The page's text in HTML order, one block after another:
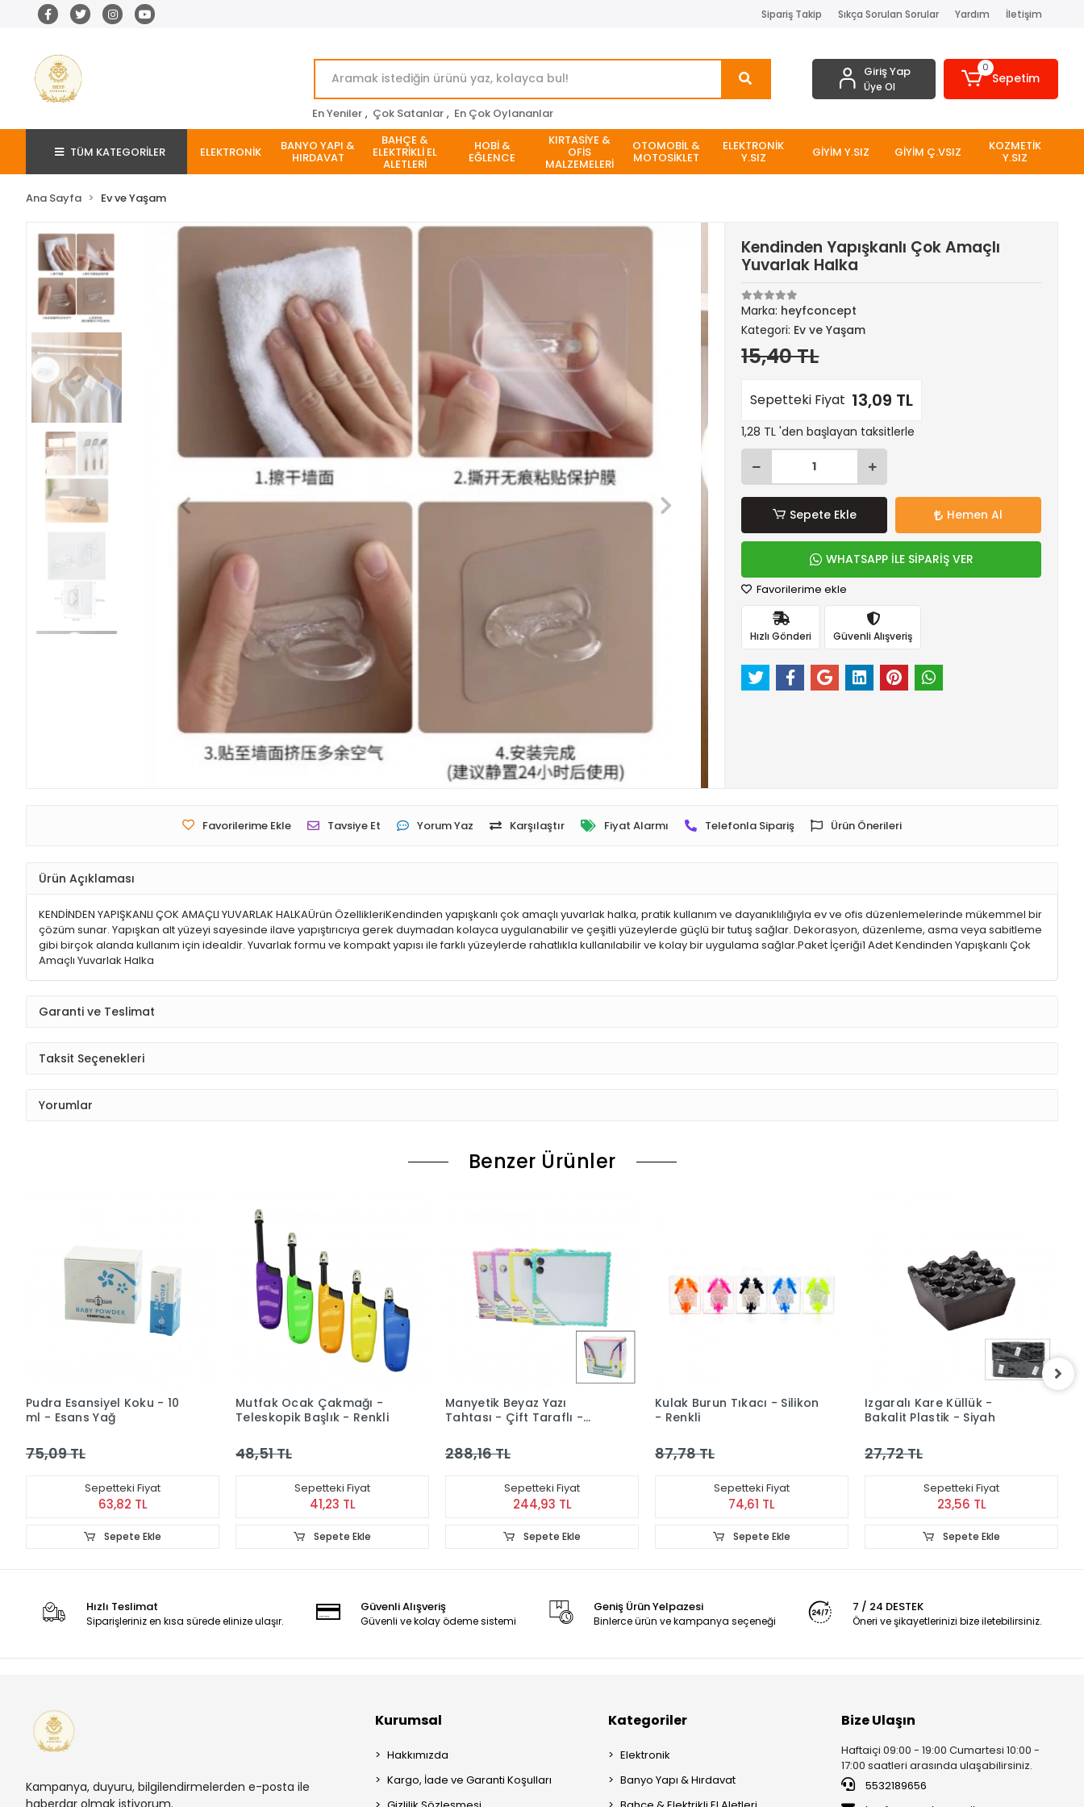
Sipariş Takip Sıkça Sorulan Sorular Yardım İletişim
En Yeniler , Çok Satanlar , En Çok Oylananlar
Giriş Yap
Üye Ol
0
Sepetim
TÜM KATEGORİLER ELEKTRONİK BANYO YAPI &
HIRDAVAT
BAHÇE &
ELEKTRİKLİ EL
ALETLERİ
HOBİ &
EĞLENCE
KIRTASİYE &
OFİS
MALZEMELERİ
OTOMOBİL &
MOTOSİKLET
ELEKTRONİK
Y.SIZ GİYİM Y.SIZ GİYİM Ç.VSIZ KOZMETİK
Y.SIZ
Ana Sayfa Ev ve Yaşam
Kendinden Yapışkanlı Çok Amaçlı
Yuvarlak Halka
Marka: heyfconcept
Kategori: Ev ve Yaşam
15,40 TL
Sepetteki Fiyat 13,09 TL
1,28 TL 'den başlayan taksitlerle
Sepete Ekle Hemen Al
WHATSAPP İLE SİPARİŞ VER
Favorilerime ekle
Hızlı Gönderi Güvenli Alışveriş
Favorilerime Ekle Tavsiye Et Yorum Yaz Karşılaştır Fiyat Alarmı Telefonla Sipariş Ürün Önerileri
Ürün Açıklaması
KENDİNDEN YAPIŞKANLI ÇOK AMAÇLI YUVARLAK HALKAÜrün ÖzellikleriKendinden yapışkanlı çok amaçlı yuvarlak halka, pratik kullanım ve dayanıklılığıyla ev ve ofis düzenlemelerinde mükemmel bir
çözüm sunar. Yapışkan alt yüzeyi sayesinde ilave yapıştırıcıya gerek duymadan kolayca uygulanabilir ve çeşitli yüzeylerde güçlü bir tutuş sağlar. Dekorasyon, düzenleme, asma veya sabitleme
gibi birçok alanda kullanım için idealdir. Yuvarlak formu ve kompakt yapısı ile farklı yüzeylerde rahatlıkla kullanılabilir ve kolay bir uygulama sağlar.Paket İçeriği1 Adet Kendinden Yapışkanlı Çok
Amaçlı Yuvarlak Halka
Garanti ve Teslimat
Taksit Seçenekleri
Yorumlar
Benzer Ürünler
Pudra Esansiyel Koku - 10
ml - Esans Yağ
75,09 TL
Sepetteki Fiyat
63,82 TL
Sepete Ekle
Mutfak Ocak Çakmağı -
Teleskopik Başlık - Renkli
48,51 TL
Sepetteki Fiyat
41,23 TL
Sepete Ekle
Manyetik Beyaz Yazı
Tahtası - Çift Taraflı -
288,16 TL
Sepetteki Fiyat
244,93 TL
Sepete Ekle
Kulak Burun Tıkacı - Silikon
- Renkli
87,78 TL
Sepetteki Fiyat
74,61 TL
Sepete Ekle
Izgaralı Kare Küllük -
Bakalit Plastik - Siyah
27,72 TL
Sepetteki Fiyat
23,56 TL
Sepete Ekle
Hızlı Teslimat
Siparişleriniz en kısa sürede elinize ulaşır.
Güvenli Alışveriş
Güvenli ve kolay ödeme sistemi
Geniş Ürün Yelpazesi
Binlerce ürün ve kampanya seçeneği
7 / 24 DESTEK
Öneri ve şikayetlerinizi bize iletebilirsiniz.
Kampanya, duyuru, bilgilendirmelerden e-posta ile
Kurumsal
Hakkımızda
Kargo, İade ve Garanti Koşulları
Kategoriler
Elektronik
Banyo Yapı & Hırdavat
Bize Ulaşın
Haftaiçi 09:00 - 19:00 Cumartesi 10:00 -
17:00 saatleri arasında ulaşabilirsiniz.
5532189656